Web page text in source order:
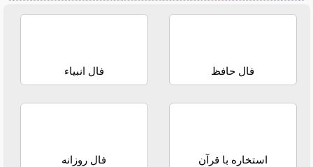
فال حافظ فال انبیاء
استخاره با قرآن فال روزانه